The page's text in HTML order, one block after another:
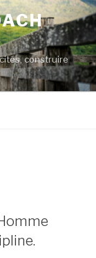
construire